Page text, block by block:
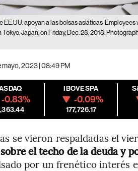
apoyan a las bolsas asiáticas Employees
Japan, on Friday, Dec. 28, 2018.
mayo, 2023 | 08:49 PM
-0.83%
IBOVESPA
-0.09%
177,726.17
se vieron respaldadas el
el techo de la deuda y
por un frenético interés